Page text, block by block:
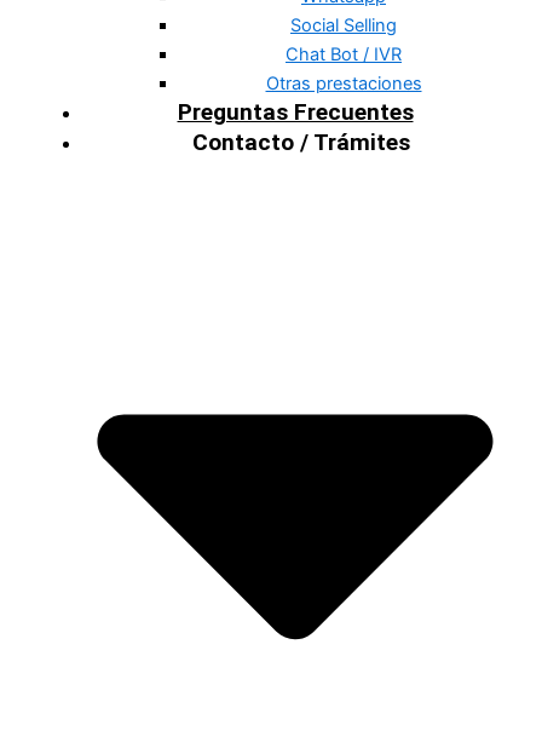
Social Selling
Chat Bot / IVR
Otras prestaciones
Preguntas Frecuentes
Contacto / Trámites